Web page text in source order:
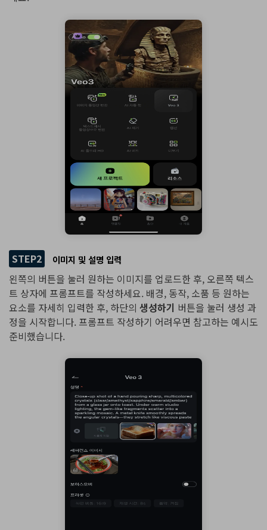
STEP2 이미지 및 설명 입력
왼쪽의 버튼을 눌러 원하는 이미지를 업로드한 후, 오른쪽 텍스
트 상자에 프롬프트를 작성하세요. 배경, 동작, 소품 등 원하는
요소를 자세히 입력한 후, 하단의 생성하기 버튼을 눌러 생성 과
정을 시작합니다. 프롬프트 작성하기 어려우면 참고하는 예시도
준비했습니다.